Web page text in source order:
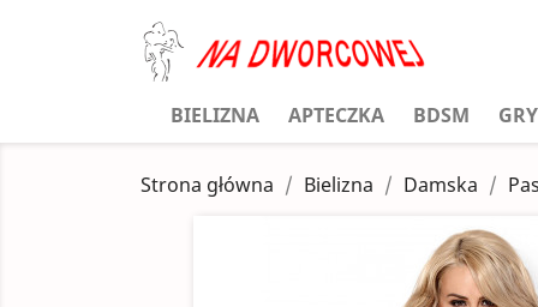
BIELIZNA APTECZKA BDSM GRY
Strona główna Bielizna Damska